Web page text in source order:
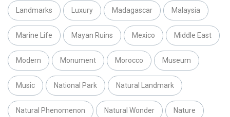
Landmarks Luxury Madagascar Malaysia
Marine Life Mayan Ruins Mexico Middle East
Modern Monument Morocco Museum
Music National Park Natural Landmark
Natural Phenomenon Natural Wonder Nature